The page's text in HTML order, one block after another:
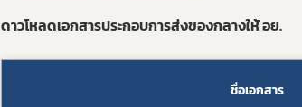
ดาวโหลดเอกสารประกอบการส่งของกลางให้ อย.
ชื่อเอกสาร